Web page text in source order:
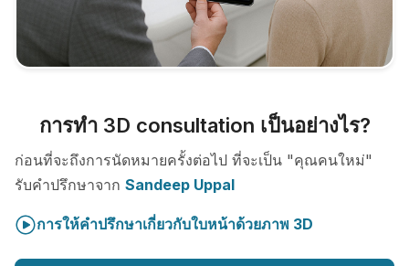
การทำ 3D consultation เป็นอย่างไร?
ก่อนที่จะถึงการนัดหมายครั้งต่อไป ที่จะเป็น "คุณคนใหม่"
รับคำปรึกษาจาก Sandeep Uppal
การให้คำปรึกษาเกี่ยวกับใบหน้าด้วยภาพ 3D